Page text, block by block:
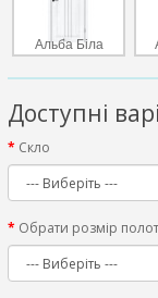
Альба Біла
Доступні
Скло
Обрати розмір